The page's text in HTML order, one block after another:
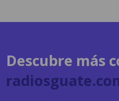
Descubre más